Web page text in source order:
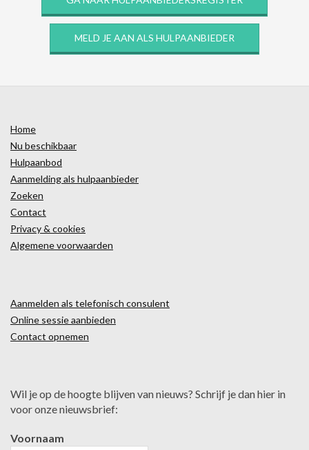
MELD JE AAN ALS HULPAANBIEDER
Home
Nu beschikbaar
Hulpaanbod
Aanmelding als hulpaanbieder
Zoeken
Contact
Privacy & cookies
Algemene voorwaarden
Aanmelden als telefonisch consulent
Online sessie aanbieden
Contact opnemen
Wil je op de hoogte blijven van nieuws? Schrijf je dan hier in
voor onze nieuwsbrief:
Voornaam